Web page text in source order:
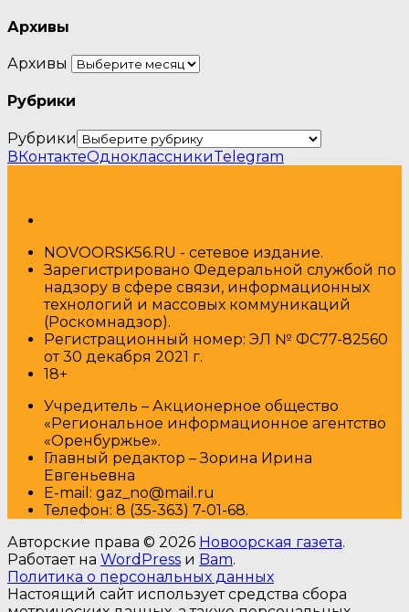
Архивы
Архивы
Рубрики
Рубрики
ВКонтактеОдноклассникиTelegram
NOVOORSK56.RU - сетевое издание.
Зарегистрировано Федеральной службой по
надзору в сфере связи, информационных
технологий и массовых коммуникаций
(Роскомнадзор).
Регистрационный номер: ЭЛ № ФС77-82560
от 30 декабря 2021 г.
18+
Учредитель – Акционерное общество
«Региональное информационное агентство
«Оренбуржье».
Главный редактор – Зорина Ирина
Евгеньевна
E-mail: gaz_no@mail.ru
Телефон: 8 (35-363) 7-01-68.
Авторские права © 2026 Новоорская газета.
Работает на WordPress и Bam.
Политика о персональных данных
Настоящий сайт использует средства сбора